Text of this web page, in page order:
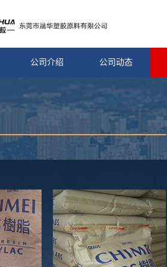
公司介绍 公司动态